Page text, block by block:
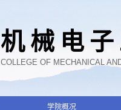
机械电
COLLEGE OF MECHANICAL
学院概况